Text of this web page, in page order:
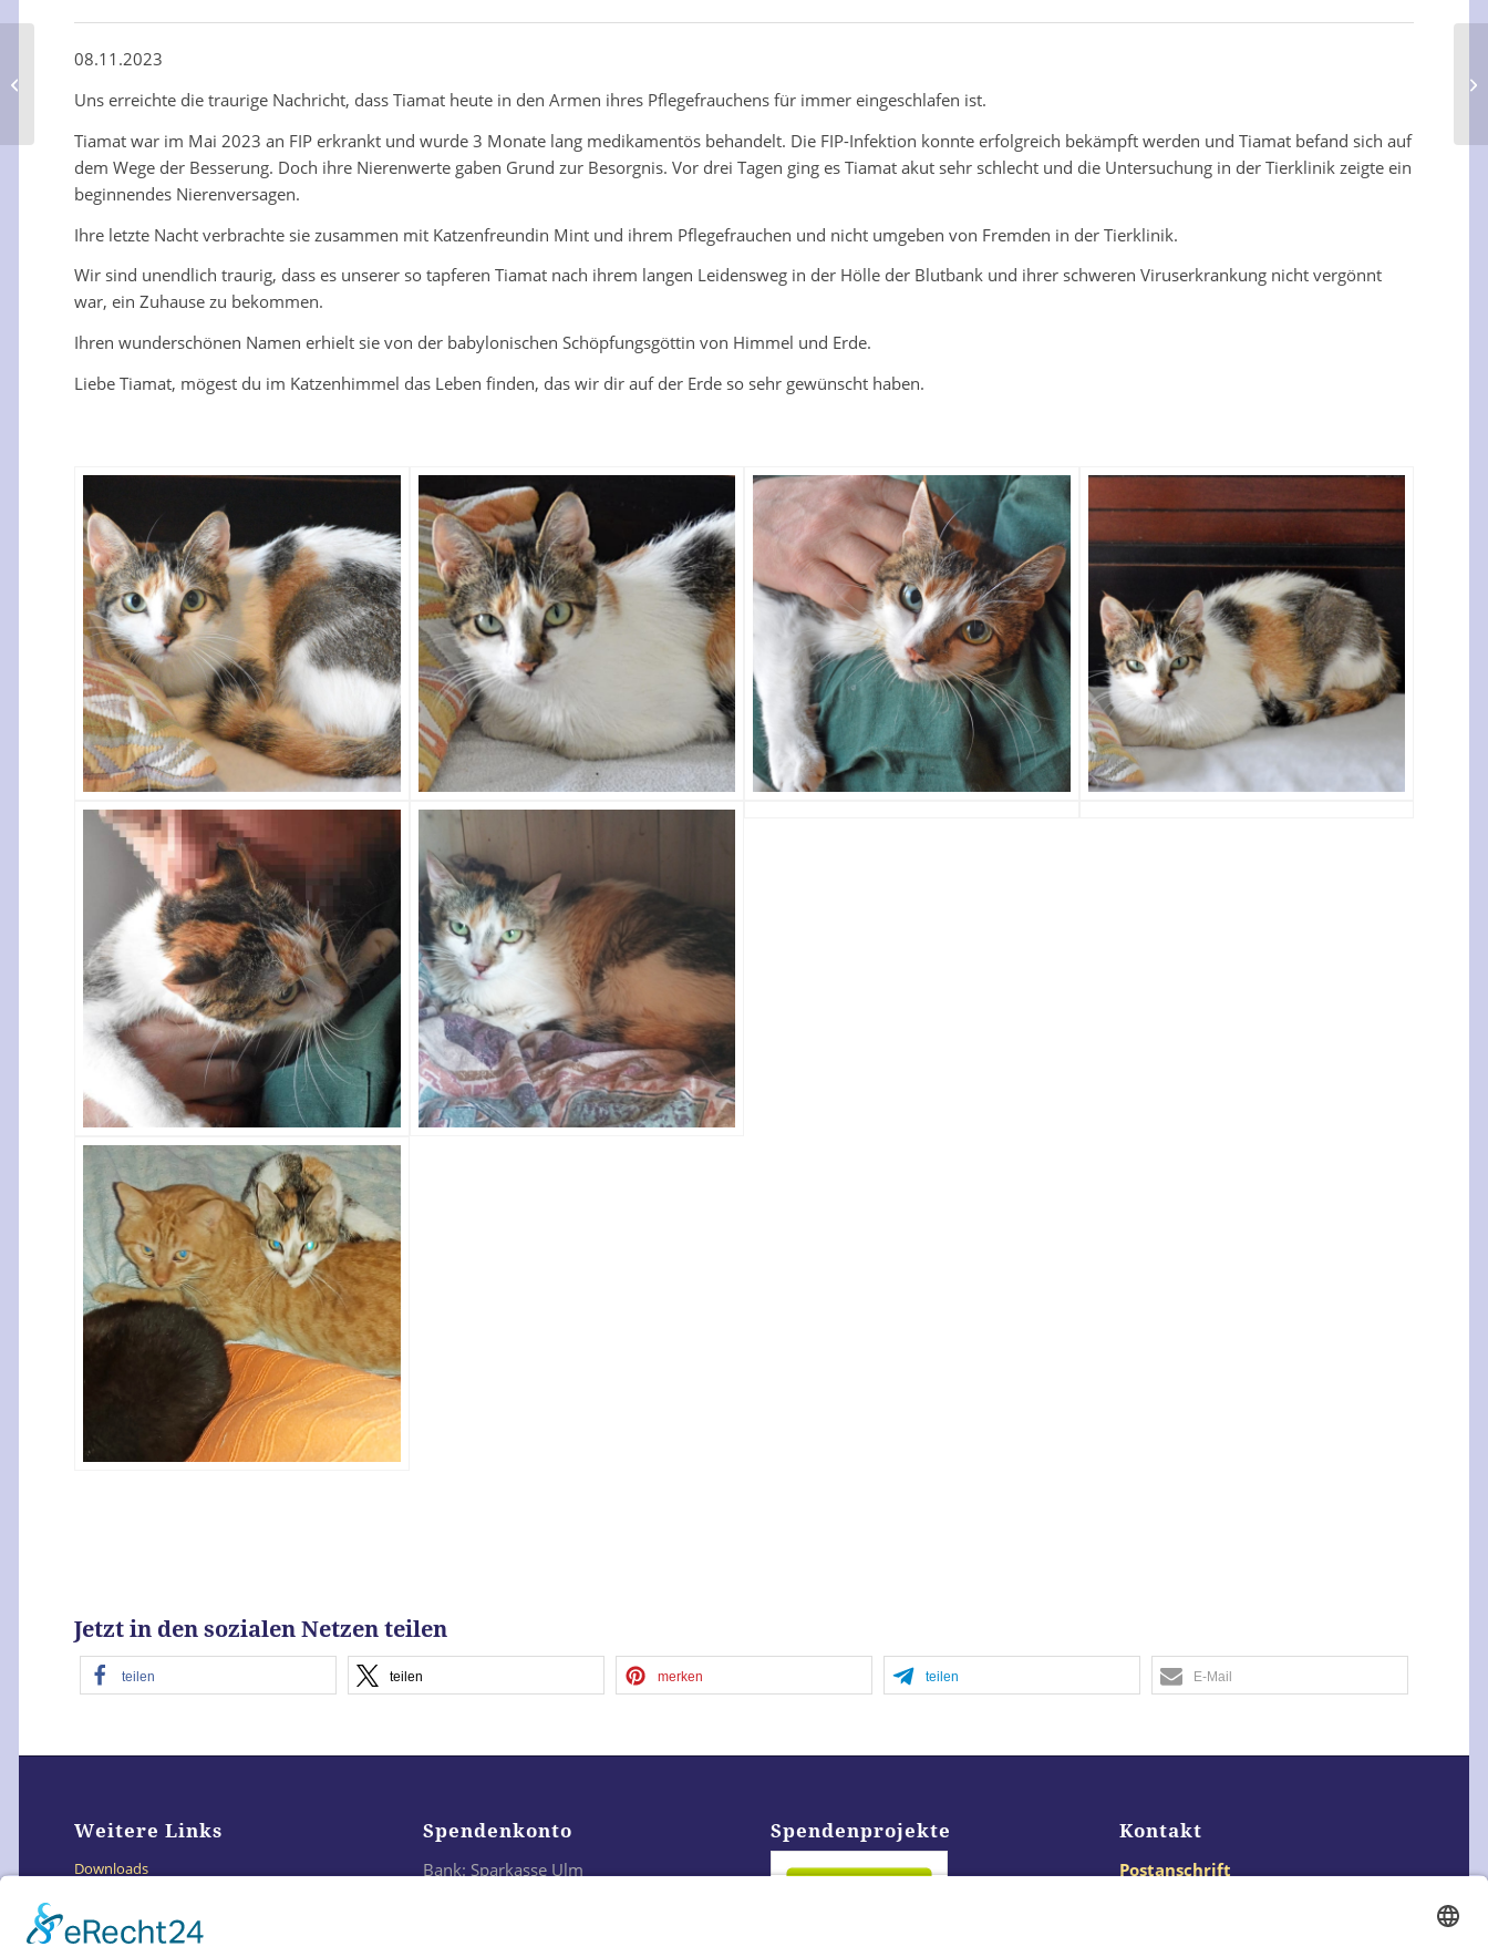
08.11.2023
Uns erreichte die traurige Nachricht, dass Tiamat heute in den Armen ihres Pflegefrauchens für immer eingeschlafen ist.
Tiamat war im Mai 2023 an FIP erkrankt und wurde 3 Monate lang medikamentös behandelt. Die FIP-Infektion konnte erfolgreich bekämpft werden und Tiamat befand sich auf
dem Wege der Besserung. Doch ihre Nierenwerte gaben Grund zur Besorgnis. Vor drei Tagen ging es Tiamat akut sehr schlecht und die Untersuchung in der Tierklinik zeigte ein
beginnendes Nierenversagen.
Ihre letzte Nacht verbrachte sie zusammen mit Katzenfreundin Mint und ihrem Pflegefrauchen und nicht umgeben von Fremden in der Tierklinik.
Wir sind unendlich traurig, dass es unserer so tapferen Tiamat nach ihrem langen Leidensweg in der Hölle der Blutbank und ihrer schweren Viruserkrankung nicht vergönnt
war, ein Zuhause zu bekommen.
Ihren wunderschönen Namen erhielt sie von der babylonischen Schöpfungsgöttin von Himmel und Erde.
Liebe Tiamat, mögest du im Katzenhimmel das Leben finden, das wir dir auf der Erde so sehr gewünscht haben.
Jetzt in den sozialen Netzen teilen
teilen teilen merken teilen E-Mail
Weitere Links
Downloads
Impressum
Spendenkonto
Bank: Sparkasse Ulm
Spendenprojekte Kontakt
Postanschrift